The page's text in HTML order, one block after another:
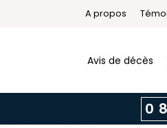
A propos
Avis de décès
0